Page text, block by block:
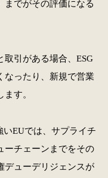
までがその評価になる
引がある場合、ESG
なったり、新規で営業
す。
いEUでは、サプライチ
ーチェーンまでをその
デューデリジェンスが